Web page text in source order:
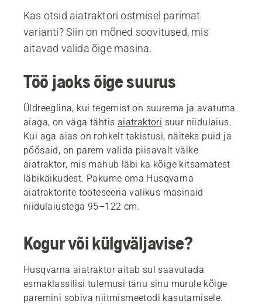
Kas otsid aiatraktori ostmisel parimat
varianti? Siin on mõned soovitused, mis
aitavad valida õige masina.
Töö jaoks õige suurus
Üldreeglina, kui tegemist on suurema ja avatuma
aiaga, on väga tähtis aiatraktori suur niidulaius.
Kui aga aias on rohkelt takistusi, näiteks puid ja
põõsaid, on parem valida piisavalt väike
aiatraktor, mis mahub läbi ka kõige kitsamatest
läbikäikudest. Pakume oma Husqvarna
aiatraktorite tooteseeria valikus masinaid
niidulaiustega 95–122 cm.
Kogur või külgväljavise?
Husqvarna aiatraktor aitab sul saavutada
esmaklassilisi tulemusi tänu sinu murule kõige
paremini sobiva niitmismeetodi kasutamisele.